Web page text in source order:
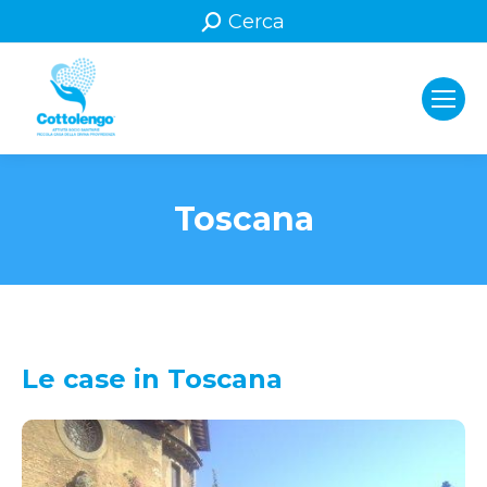
Search:
Cerca
Toscana
Le case in Toscana